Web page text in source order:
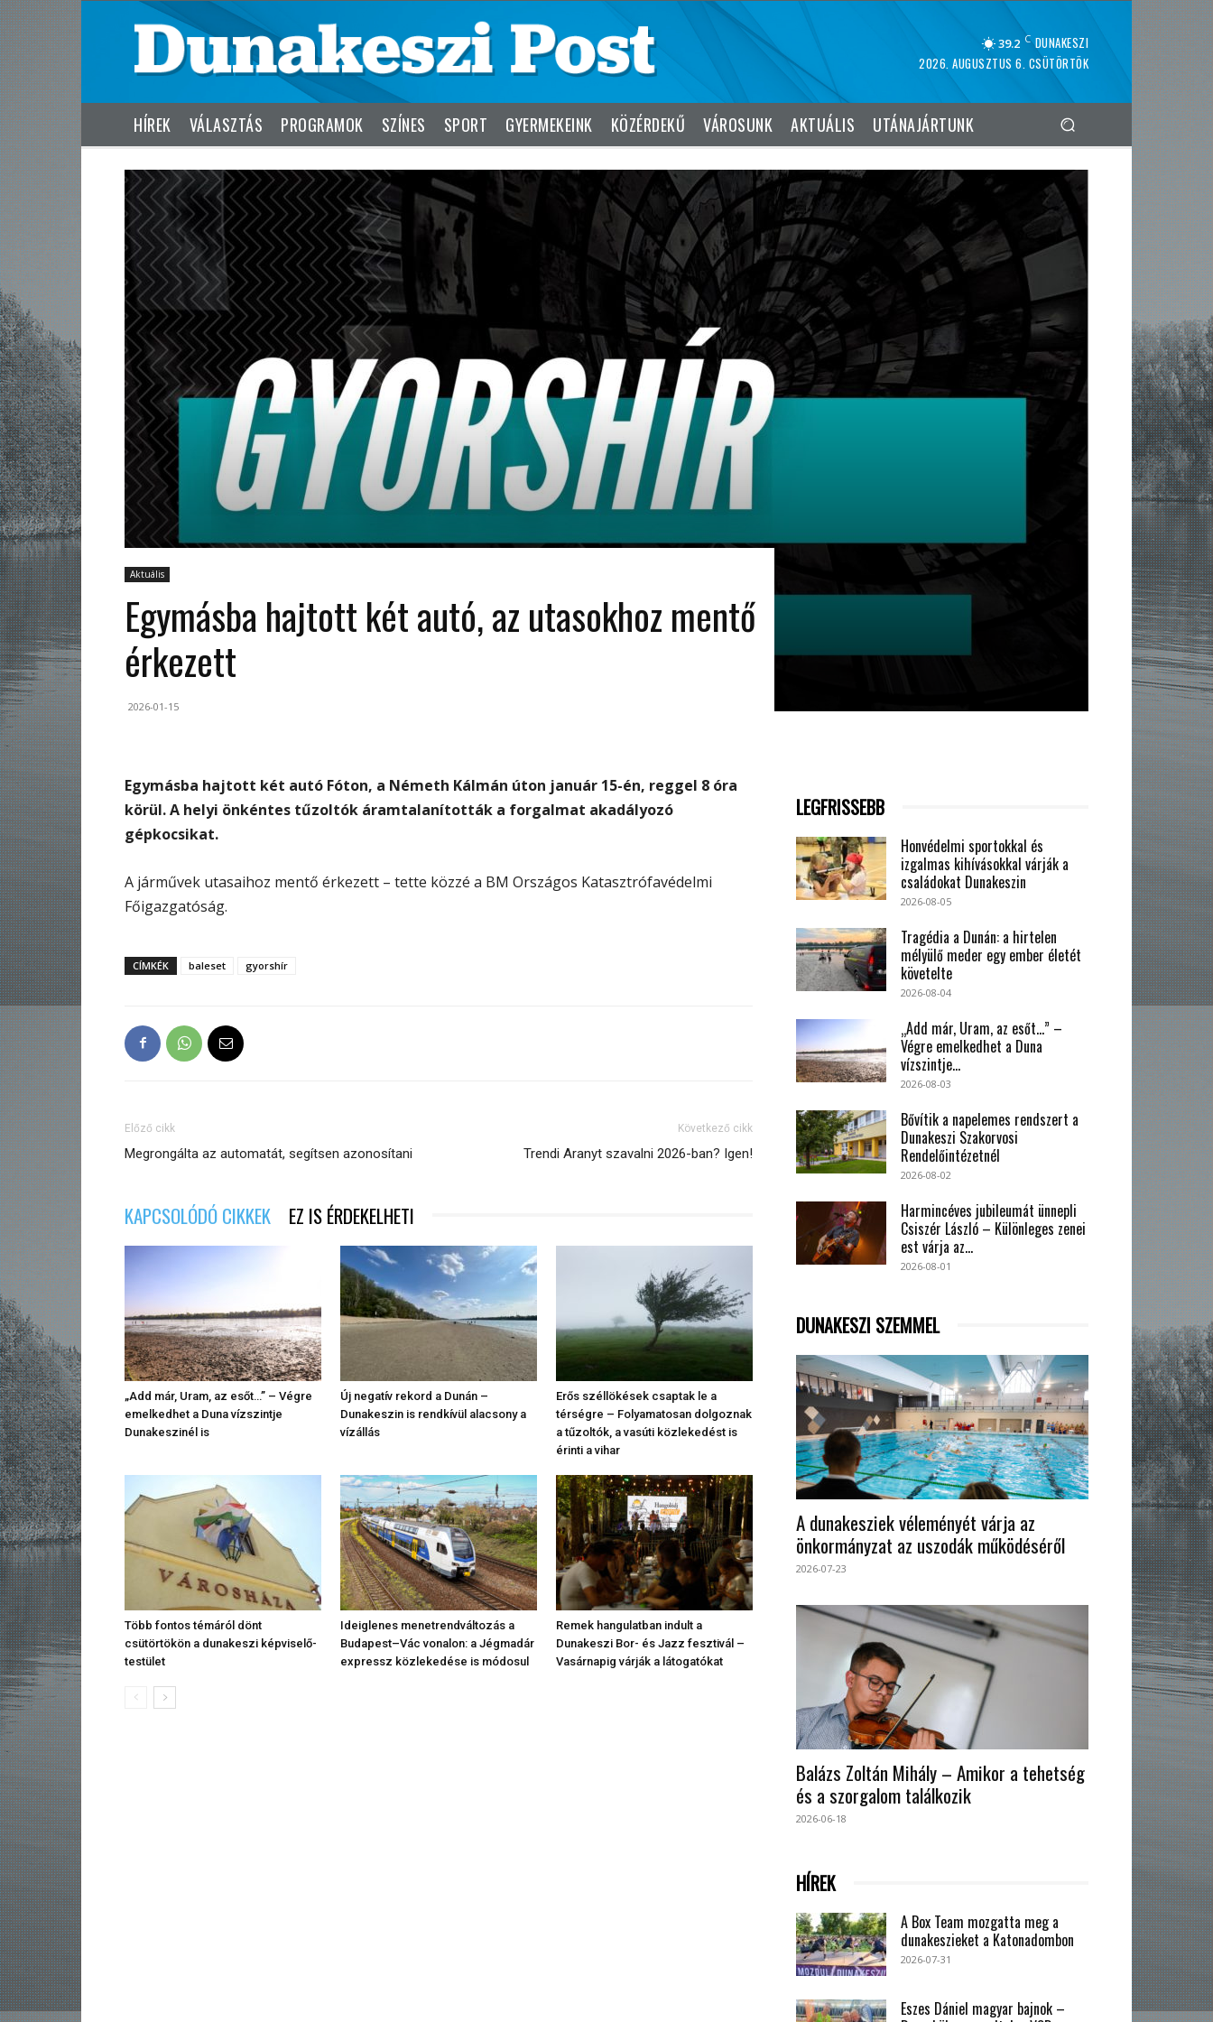
39.2 C DUNAKESZI
2026. AUGUSZTUS 6. CSÜTÖRTÖK
HÍREK VÁLASZTÁS PROGRAMOK SZÍNES SPORT GYERMEKEINK KÖZÉRDEKŰ VÁROSUNK AKTUÁLIS UTÁNAJÁRTUNK
Aktuális
Egymásba hajtott két autó, az utasokhoz mentő
érkezett
2026-01-15
Egymásba hajtott két autó Fóton, a Németh Kálmán úton január 15-én, reggel 8 óra
körül. A helyi önkéntes tűzoltók áramtalanították a forgalmat akadályozó
gépkocsikat.
A járművek utasaihoz mentő érkezett – tette közzé a BM Országos Katasztrófavédelmi
Főigazgatóság.
CÍMKÉK baleset gyorshír
Előző cikk
Megrongálta az automatát, segítsen azonosítani
Következő cikk
Trendi Aranyt szavalni 2026-ban? Igen!
KAPCSOLÓDÓ CIKKEK EZ IS ÉRDEKELHETI
„Add már, Uram, az esőt…” – Végre
emelkedhet a Duna vízszintje
Dunakeszinél is
Új negatív rekord a Dunán –
Dunakeszin is rendkívül alacsony a
vízállás
Erős széllökések csaptak le a
térségre – Folyamatosan dolgoznak
a tűzoltók, a vasúti közlekedést is
érinti a vihar
Több fontos témáról dönt
csütörtökön a dunakeszi képviselő-
testület
Ideiglenes menetrendváltozás a
Budapest–Vác vonalon: a Jégmadár
expressz közlekedése is módosul
Remek hangulatban indult a
Dunakeszi Bor- és Jazz fesztivál –
Vasárnapig várják a látogatókat
LEGFRISSEBB
Honvédelmi sportokkal és
izgalmas kihívásokkal várják a
családokat Dunakeszin
2026-08-05
Tragédia a Dunán: a hirtelen
mélyülő meder egy ember életét
követelte
2026-08-04
„Add már, Uram, az esőt…” –
Végre emelkedhet a Duna
vízszintje...
2026-08-03
Bővítik a napelemes rendszert a
Dunakeszi Szakorvosi
Rendelőintézetnél
2026-08-02
Harmincéves jubileumát ünnepli
Csiszér László – Különleges zenei
est várja az...
2026-08-01
DUNAKESZI SZEMMEL
A dunakesziek véleményét várja az
önkormányzat az uszodák működéséről
2026-07-23
Balázs Zoltán Mihály – Amikor a tehetség
és a szorgalom találkozik
2026-06-18
HÍREK
A Box Team mozgatta meg a
dunakeszieket a Katonadombon
2026-07-31
Eszes Dániel magyar bajnok –